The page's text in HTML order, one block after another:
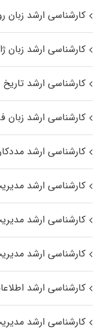
کارشناسی ارشد زبان
کارشناسی ارشد زبان
کارشناسی ارشد
کارشناسی ارشد زبان
کارشناسی ارشد
کارشناسی ارشد
کارشناسی ارشد
کارشناسی ارشد
کارشناسی ارشد
کارشناسی ارشد